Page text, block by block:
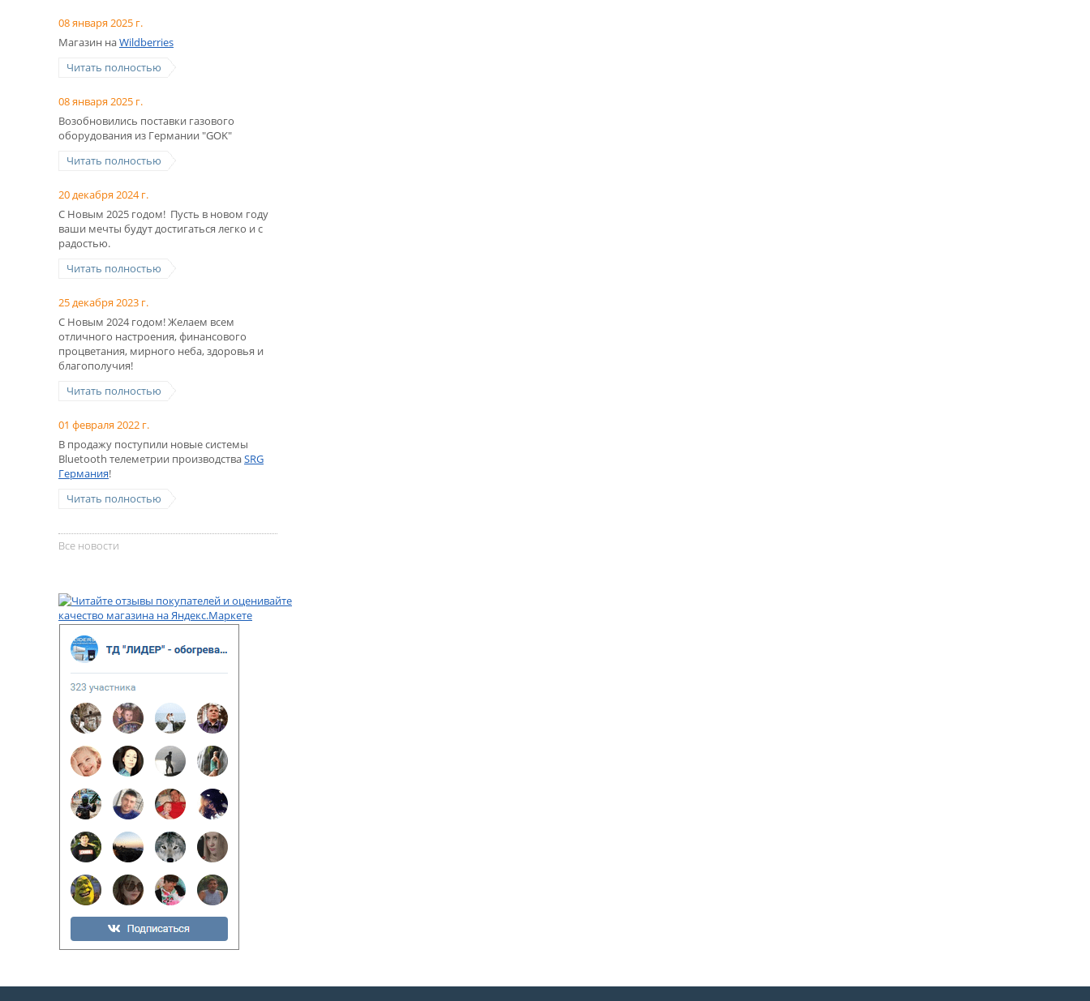
08 января 2025 г.
Магазин наWildberries
Читать полностью
08 января 2025 г.
Возобновились поставки газового
оборудования из Германии "GOK"
Читать полностью
20 декабря 2024 г.
С Новым 2025 годом! Пусть в новом году
ваши мечты будут достигаться легко и с
радостью.
Читать полностью
25 декабря 2023 г.
С Новым 2024 годом! Желаем всем
отличного настроения, финансового
процветания, мирного неба, здоровья и
благополучия!
Читать полностью
01 февраля 2022 г.
В продажу поступили новые системы
Bluetooth телеметрии производстваSRG
Германия!
Читать полностью
Все новости